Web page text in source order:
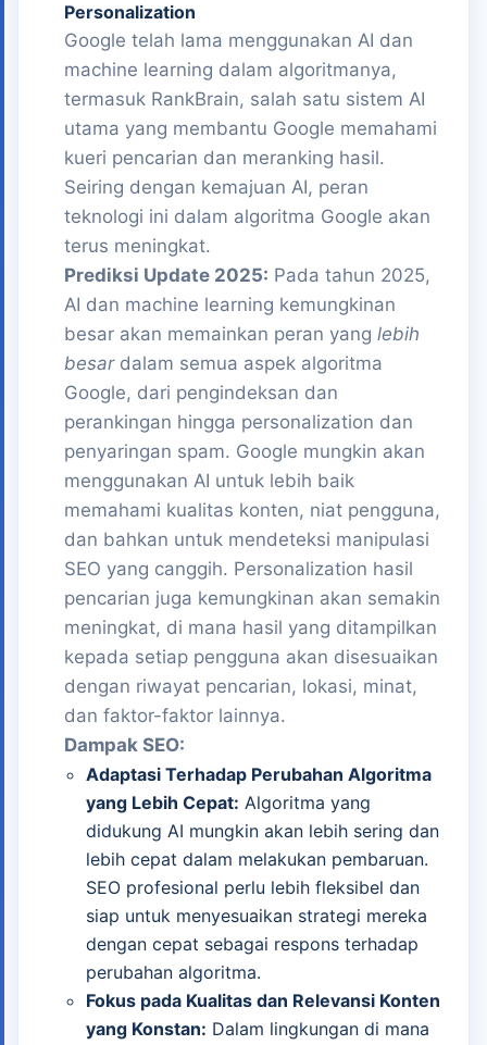
Personalization
Google telah lama menggunakan AI dan
machine learning dalam algoritmanya,
termasuk RankBrain, salah satu sistem AI
utama yang membantu Google memahami
kueri pencarian dan meranking hasil.
Seiring dengan kemajuan AI, peran
teknologi ini dalam algoritma Google akan
terus meningkat.
Prediksi Update 2025: Pada tahun 2025,
AI dan machine learning kemungkinan
besar akan memainkan peran yang lebih
besardalam semua aspek algoritma
Google, dari pengindeksan dan
perankingan hingga personalization dan
penyaringan spam. Google mungkin akan
menggunakan AI untuk lebih baik
memahami kualitas konten, niat pengguna,
dan bahkan untuk mendeteksi manipulasi
SEO yang canggih. Personalization hasil
pencarian juga kemungkinan akan semakin
meningkat, di mana hasil yang ditampilkan
kepada setiap pengguna akan disesuaikan
dengan riwayat pencarian, lokasi, minat,
dan faktor-faktor lainnya.
Dampak SEO:
Adaptasi Terhadap Perubahan Algoritma
yang Lebih Cepat: Algoritma yang
didukung AI mungkin akan lebih sering dan
lebih cepat dalam melakukan pembaruan.
SEO profesional perlu lebih fleksibel dan
siap untuk menyesuaikan strategi mereka
dengan cepat sebagai respons terhadap
perubahan algoritma.
Fokus pada Kualitas dan Relevansi Konten
yang Konstan: Dalam lingkungan di mana